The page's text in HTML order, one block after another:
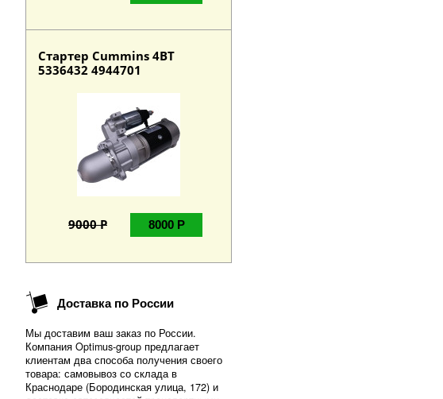
Стартер Cummins 4BT
5336432 4944701
9000 Р 8000 Р
Доставка по России
Мы доставим ваш заказ по России.
Компания Optimus-group предлагает
клиентам два способа получения своего
товара: самовывоз со склада в
Краснодаре (Бородинская улица, 172) и